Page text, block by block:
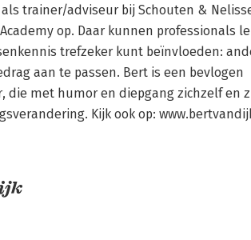
als trainer/adviseur bij Schouten &
op. Daar kunnen professionals
trefzeker kunt beïnvloeden:
aan te passen. Bert is een bevlogen
die met humor en diepgang zichzelf en
Kijk ook op: